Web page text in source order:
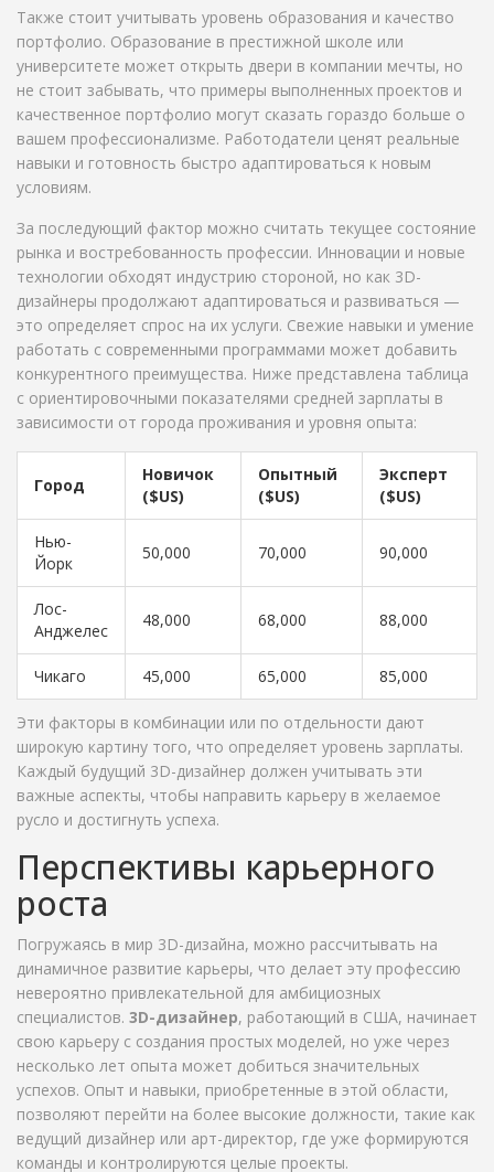
Также стоит учитывать уровень образования и качество
портфолио. Образование в престижной школе или
университете может открыть двери в компании мечты, но
не стоит забывать, что примеры выполненных проектов и
качественное портфолио могут сказать гораздо больше о
вашем профессионализме. Работодатели ценят реальные
навыки и готовность быстро адаптироваться к новым
условиям.
За последующий фактор можно считать текущее состояние
рынка и востребованность профессии. Инновации и новые
технологии обходят индустрию стороной, но как 3D-
дизайнеры продолжают адаптироваться и развиваться —
это определяет спрос на их услуги. Свежие навыки и умение
работать с современными программами может добавить
конкурентного преимущества. Ниже представлена таблица
с ориентировочными показателями средней зарплаты в
зависимости от города проживания и уровня опыта:
Город
Новичок
($US)
Опытный
($US)
Эксперт
($US)
Нью-
Йорк
50,000 70,000 90,000
Лос-
Анджелес
48,000 68,000 88,000
Чикаго 45,000 65,000 85,000
Эти факторы в комбинации или по отдельности дают
широкую картину того, что определяет уровень зарплаты.
Каждый будущий 3D-дизайнер должен учитывать эти
важные аспекты, чтобы направить карьеру в желаемое
русло и достигнуть успеха.
Перспективы карьерного
роста
Погружаясь в мир 3D-дизайна, можно рассчитывать на
динамичное развитие карьеры, что делает эту профессию
невероятно привлекательной для амбициозных
специалистов. 3D-дизайнер, работающий в США, начинает
свою карьеру с создания простых моделей, но уже через
несколько лет опыта может добиться значительных
успехов. Опыт и навыки, приобретенные в этой области,
позволяют перейти на более высокие должности, такие как
ведущий дизайнер или арт-директор, где уже формируются
команды и контролируются целые проекты.